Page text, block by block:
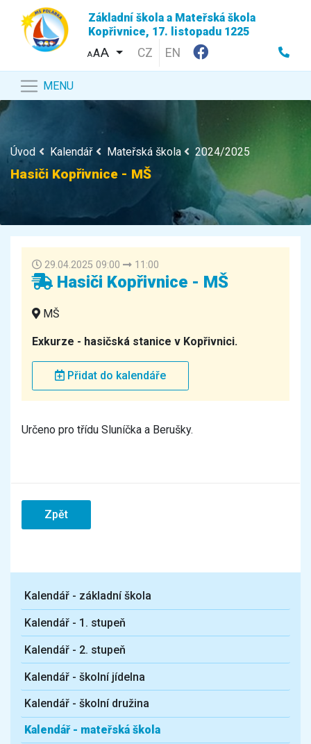
Základní škola a Mateřská škola
Kopřivnice, 17. listopadu 1225
AA CZ EN
MENU
Úvod Kalendář Mateřská škola 2024/2025
Hasiči Kopřivnice - MŠ
Kalendář - základní škola
Kalendář - 1. stupeň
Kalendář - 2. stupeň
Kalendář - školní jídelna
Kalendář - školní družina
Kalendář - mateřská škola
29.04.2025 09:00 11:00
Hasiči Kopřivnice - MŠ
MŠ
Exkurze - hasičská stanice v Kopřivnici.
Přidat do kalendáře
Určeno pro třídu Sluníčka a Berušky.
Zpět